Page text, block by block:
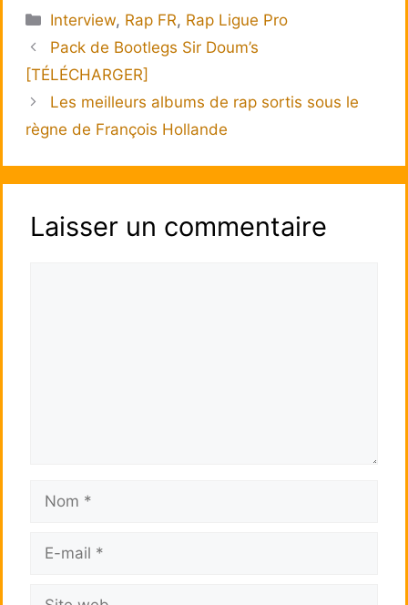
Catégories
Interview, Rap FR, Rap Ligue Pro
Pack de Bootlegs Sir Doum’s
[TÉLÉCHARGER]
Les meilleurs albums de rap sortis sous le
règne de François Hollande
Laisser un commentaire
Nom
Site